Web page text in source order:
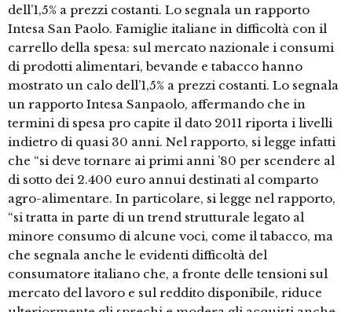
dell’1,5% a prezzi costanti. Lo segnala un rapporto
Intesa San Paolo. Famiglie italiane in difficoltà con il
carrello della spesa: sul mercato nazionale i consumi
di prodotti alimentari, bevande e tabacco hanno
mostrato un calo dell’1,5% a prezzi costanti. Lo segnala
un rapporto Intesa Sanpaolo, affermando che in
termini di spesa pro capite il dato 2011 riporta i livelli
indietro di quasi 30 anni. Nel rapporto, si legge infatti
che “si deve tornare ai primi anni ’80 per scendere al
di sotto dei 2.400 euro annui destinati al comparto
agro-alimentare. In particolare, si legge nel rapporto,
“si tratta in parte di un trend strutturale legato al
minore consumo di alcune voci, come il tabacco, ma
che segnala anche le evidenti difficoltà del
consumatore italiano che, a fronte delle tensioni sul
mercato del lavoro e sul reddito disponibile, riduce